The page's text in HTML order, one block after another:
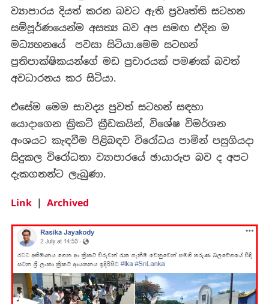
ව්‍යාපාරය දියත් කරන බවට ඇති ප්‍රවෘත්ති සටහන
සම්පූර්ණයෙන්ම අසත්‍ය බව අප සමඟ එදින ම
මධ්‍යහනයේ පවසා සිටියා.මෙම සටහන්
ප්‍රතිපාක්ෂිකයන්ගේ මඩ ප්‍රචාරයක් පමණක් බවත්
අවධාරනය කර සිටියා.
එසේම මෙම සාවද්‍ය පුවත් සටහන් සඳහා
යොදාගෙන ක්‍රිකට් ක්‍රීඩකයින්, විශේෂ විමර්ශන
අංශයට කැඳවීම පිළිබඳව විරෝධය පාමින් පසුගියදා
සිදුකල විරෝධතා ව්‍යාපාරයේ ඡායාරුප බව ද අපට
දැකගනන්ට ලැබුණා.
Link| Archived